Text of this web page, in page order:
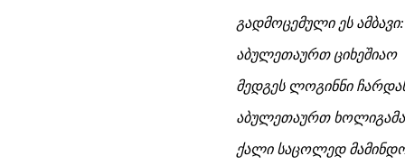
გადმოცემული ეს ამბავი:
აბულეთაურთ ციხეშიაო
მედგეს ლოგინნი
აბულეთაურთ
ქალი საცოლედ